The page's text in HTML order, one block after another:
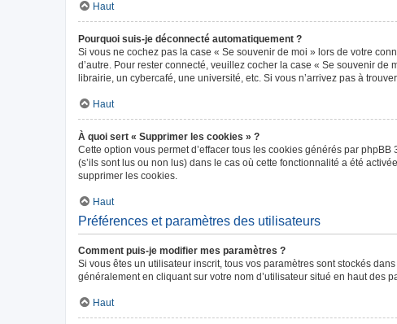
Haut
Pourquoi suis-je déconnecté automatiquement ?
Si vous ne cochez pas la case « Se souvenir de moi » lors de votre
d’autre. Pour rester connecté, veuillez cocher la case « Se souvenir
librairie, un cybercafé, une université, etc. Si vous n’arrivez pas à
Haut
À quoi sert « Supprimer les cookies » ?
Cette option vous permet d’effacer tous les cookies générés par
(s’ils sont lus ou non lus) dans le cas où cette fonctionnalité a été
supprimer les cookies.
Haut
Préférences et paramètres des utilisateurs
Comment puis-je modifier mes paramètres ?
Si vous êtes un utilisateur inscrit, tous vos paramètres sont stockés
généralement en cliquant sur votre nom d’utilisateur situé en haut des
Haut